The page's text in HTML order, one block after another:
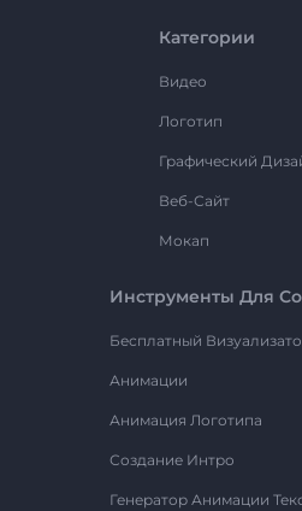
Категории
Видео
Логотип
Графический
Веб-Сайт
Мокап
Инструменты Для
Бесплатный
Анимации
Анимация Логотипа
Создание Интро
Генератор Анимации